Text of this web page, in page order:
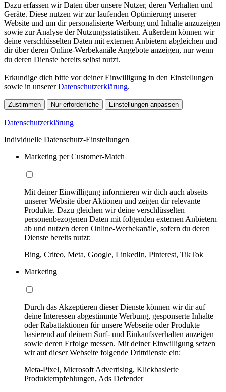
Dazu erfassen wir Daten über unsere Nutzer, deren Verhalten und
Geräte. Diese nutzen wir zur laufenden Optimierung unserer
Website und um dir personalisierte Werbung und Inhalte anzuzeigen
sowie zur Analyse der Nutzungsstatistiken. Außerdem können wir
deine verschlüsselten Daten mit externen Anbietern abgleichen und
dir über deren Online-Werbekanäle Angebote anzeigen, nur wenn
du deren Dienste bereits selbst nutzt.
Erkundige dich bitte vor deiner Einwilligung in den Einstellungen
sowie in unsererDatenschutzerklärung.
Zustimmen Nur erforderliche Einstellungen anpassen
Datenschutzerklärung
Individuelle Datenschutz-Einstellungen
Marketing per Customer-Match
Mit deiner Einwilligung informieren wir dich auch abseits
unserer Website über Aktionen und zeigen dir relevante
Produkte. Dazu gleichen wir deine verschlüsselten
personenbezogenen Daten mit folgenden externen Anbietern
ab und nutzen deren Online-Werbekanäle, sofern du deren
Dienste bereits nutzt:
Bing, Criteo, Meta, Google, LinkedIn, Pinterest, TikTok
Marketing
Durch das Akzeptieren dieser Dienste können wir dir auf
deine Interessen abgestimmte Werbung, gesponserte Inhalte
oder Rabattaktionen für unsere Webseite oder Produkte
basierend auf deinem Surf- und Einkaufsverhalten anzeigen
sowie deren Erfolge messen. Mit deiner Einwilligung setzen
wir auf dieser Webseite folgende Drittdienste ein:
Meta-Pixel, Microsoft Advertising, Klickbasierte
Produktempfehlungen, Ads Defender